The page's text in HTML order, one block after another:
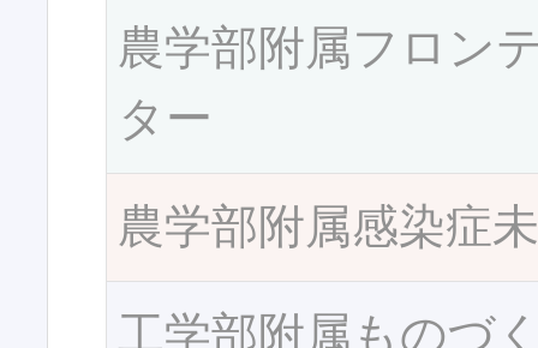
農学部附属フロン
ター
農学部附属感染症
工学部附属ものづ